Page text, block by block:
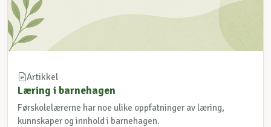
Artikkel
Læring i barnehagen
Førskolelærerne har noe ulike oppfatninger av læring,
kunnskaper og innhold i barnehagen.